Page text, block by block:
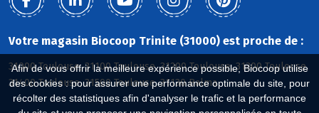
Afin de vous offrir la meilleure expérience possible, Biocoop utilise
des cookies : pour assurer une performance optimale du site, pour
récolter des statistiques afin d'analyser le trafic et la performance
Votre magasin Biocoop Trinite (31000) est proche de :
31000 Toulouse, 31100 Toulouse, 31200 Toulouse, 31300 Toulouse,
31400 Toulouse, 31500 Toulouse, 31130 Balma